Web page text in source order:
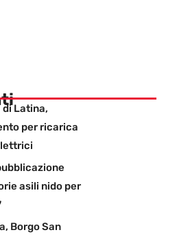
Latina,
per ricarica
asili nido per
Borgo San